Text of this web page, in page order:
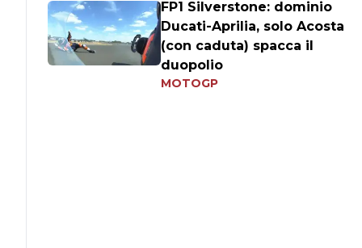
FP1 Silverstone: dominio
Ducati-Aprilia, solo Acosta
(con caduta) spacca il
duopolio
MOTOGP